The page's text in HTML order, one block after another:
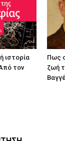
ιστορία
τον
Πως
ζωή